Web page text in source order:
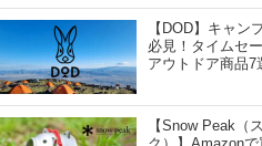
【DOD】キャン
必見！タイムセ
アウトドア商品7
【Snow Peak（